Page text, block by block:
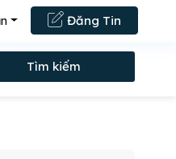
Đăng Tin
Tìm kiếm